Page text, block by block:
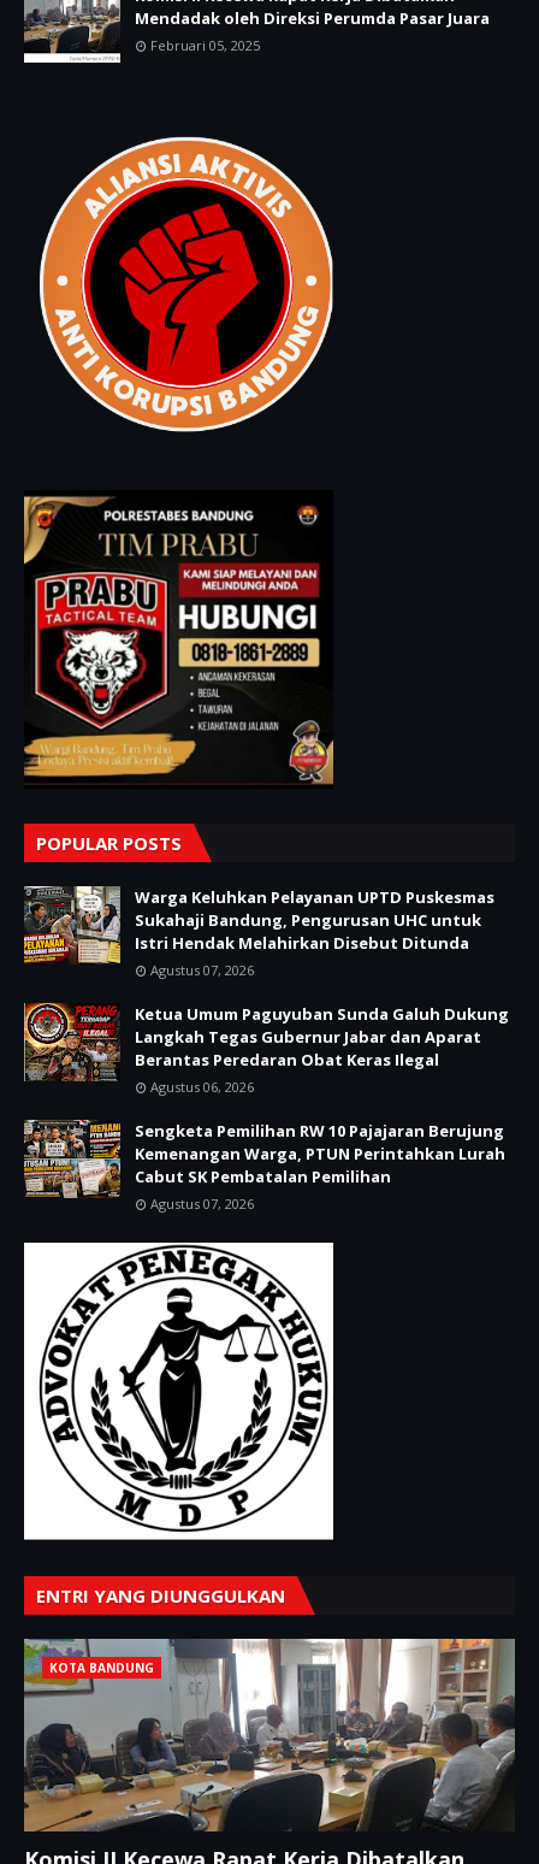
Mendadak oleh Direksi Perumda Pasar Juara
Februari 05, 2025
POPULAR POSTS
Warga Keluhkan Pelayanan UPTD Puskesmas
Sukahaji Bandung, Pengurusan UHC untuk
Istri Hendak Melahirkan Disebut Ditunda
Agustus 07, 2026
Ketua Umum Paguyuban Sunda Galuh Dukung
Langkah Tegas Gubernur Jabar dan Aparat
Berantas Peredaran Obat Keras Ilegal
Agustus 06, 2026
Sengketa Pemilihan RW 10 Pajajaran Berujung
Kemenangan Warga, PTUN Perintahkan Lurah
Cabut SK Pembatalan Pemilihan
Agustus 07, 2026
ENTRI YANG DIUNGGULKAN
KOTA BANDUNG